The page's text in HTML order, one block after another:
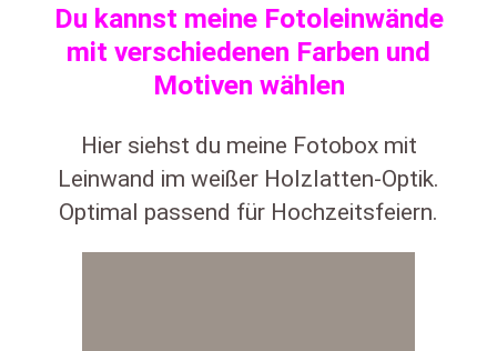
Du kannst meine Fotoleinwände
mit verschiedenen Farben und
Motiven wählen
Hier siehst du meine Fotobox mit
Leinwand im weißer Holzlatten-Optik.
Optimal passend für Hochzeitsfeiern.